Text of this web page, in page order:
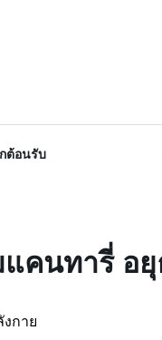
ต้อนรับ
คนทารี่ อ
กาย